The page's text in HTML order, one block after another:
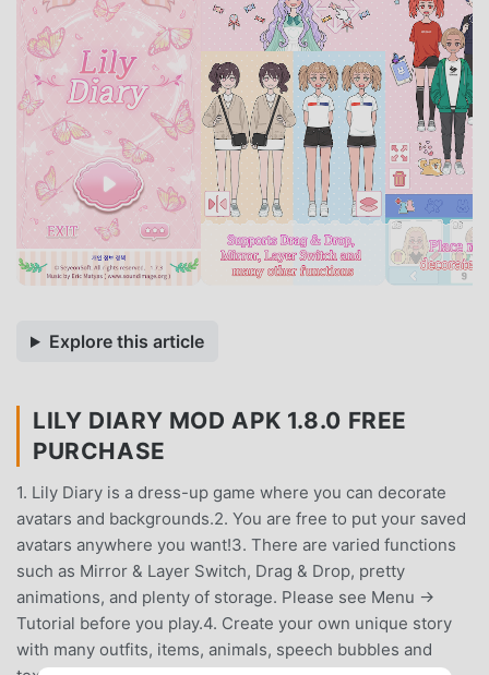
Explore this article
LILY DIARY MOD APK 1.8.0 FREE
PURCHASE
1. Lily Diary is a dress-up game where you can decorate
avatars and backgrounds.2. You are free to put your saved
avatars anywhere you want!3. There are varied functions
such as Mirror & Layer Switch, Drag & Drop, pretty
animations, and plenty of storage. Please see Menu →
Tutorial before you play.4. Create your own unique story
with many outfits, items, animals, speech bubbles and